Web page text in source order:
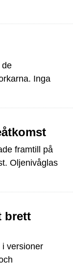
de
Inga
framtill på
Oljenivåglas
brett
versioner